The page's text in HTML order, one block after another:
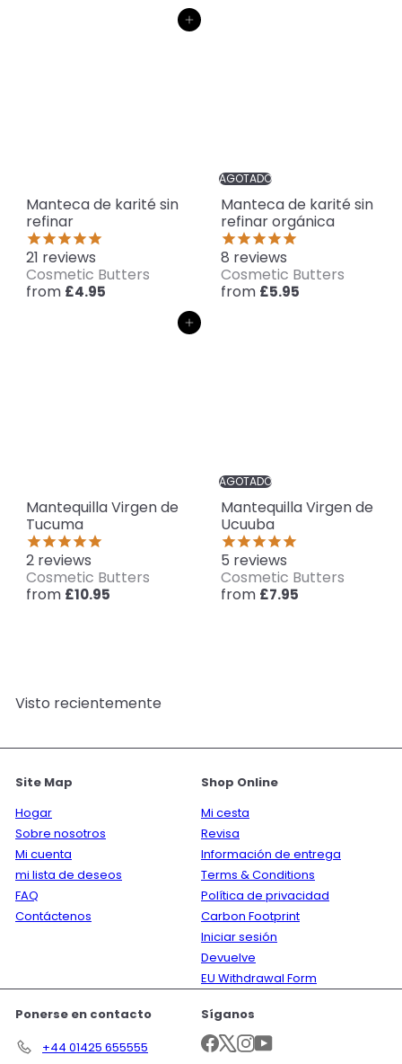
Agregar al carrito
Manteca de karité sin
refinar
21 reviews
Cosmetic Butters
from £4.95
AGOTADO
Manteca de karité sin
refinar orgánica
8 reviews
Cosmetic Butters
from £5.95
Agregar al carrito
Mantequilla Virgen de
Tucuma
2 reviews
Cosmetic Butters
from £10.95
AGOTADO
Mantequilla Virgen de
Ucuuba
5 reviews
Cosmetic Butters
from £7.95
Visto recientemente
Site Map
Hogar
Sobre nosotros
Mi cuenta
mi lista de deseos
FAQ
Contáctenos
Shop Online
Mi cesta
Revisa
Información de entrega
Terms & Conditions
Política de privacidad
Carbon Footprint
Iniciar sesión
Devuelve
EU Withdrawal Form
Ponerse en contacto
+44 01425 655555
Síganos
Facebook
X Instagram
YouTube